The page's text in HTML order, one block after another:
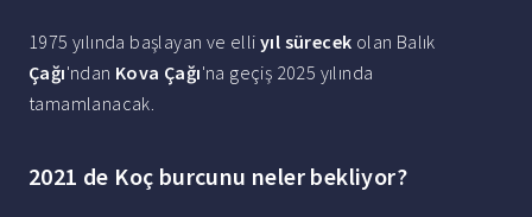
1975 yılında başlayan ve elli yıl sürecek olan Balık
Çağı'ndan Kova Çağı'na geçiş 2025 yılında
tamamlanacak.
2021 de Koç burcunu neler bekliyor?